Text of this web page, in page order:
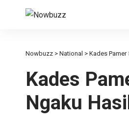
Nowbuzz > National > Kades Pamer
Kades
Ngaku